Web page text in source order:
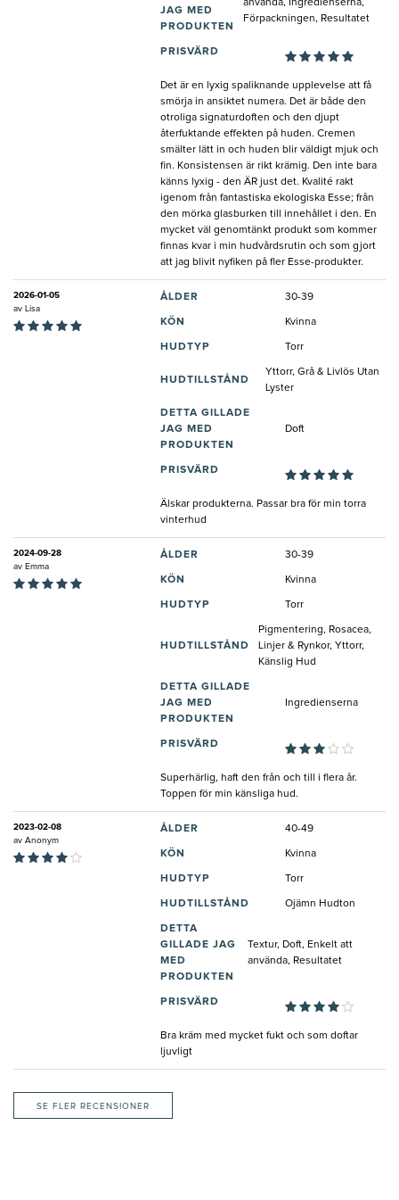
JAG MED
PRODUKTEN
använda, Ingredienserna,
Förpackningen, Resultatet
PRISVÄRD
Det är en lyxig spaliknande upplevelse att få
smörja in ansiktet numera. Det är både den
otroliga signaturdoften och den djupt
återfuktande effekten på huden. Cremen
smälter lätt in och huden blir väldigt mjuk och
fin. Konsistensen är rikt krämig. Den inte bara
känns lyxig - den ÄR just det. Kvalité rakt
igenom från fantastiska ekologiska Esse; från
den mörka glasburken till innehållet i den. En
mycket väl genomtänkt produkt som kommer
finnas kvar i min hudvårdsrutin och som gjort
att jag blivit nyfiken på fler Esse-produkter.
2026-01-05
av Lisa
ÅLDER 30-39
KÖN Kvinna
HUDTYP Torr
HUDTILLSTÅND
Yttorr, Grå & Livlös Utan
Lyster
DETTA GILLADE
JAG MED
PRODUKTEN
Doft
PRISVÄRD
Älskar produkterna. Passar bra för min torra
vinterhud
2024-09-28
av Emma
ÅLDER 30-39
KÖN Kvinna
HUDTYP Torr
HUDTILLSTÅND
Pigmentering, Rosacea,
Linjer & Rynkor, Yttorr,
Känslig Hud
DETTA GILLADE
JAG MED
PRODUKTEN
Ingredienserna
PRISVÄRD
Superhärlig, haft den från och till i flera år.
Toppen för min känsliga hud.
2023-02-08
av Anonym
ÅLDER 40-49
KÖN Kvinna
HUDTYP Torr
HUDTILLSTÅND Ojämn Hudton
DETTA
GILLADE JAG
MED
PRODUKTEN
Textur, Doft, Enkelt att
använda, Resultatet
PRISVÄRD
Bra kräm med mycket fukt och som doftar
ljuvligt
SE FLER RECENSIONER